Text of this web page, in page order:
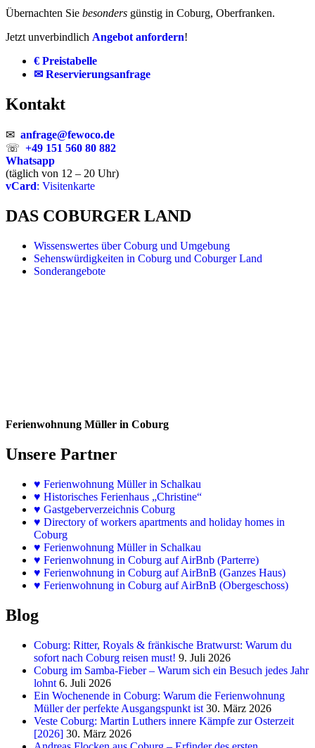
Übernachten Sie besonders günstig in Coburg, Oberfranken.
Jetzt unverbindlich Angebot anfordern!
€ Preistabelle
✉ Reservierungsanfrage
Kontakt
✉ anfrage@fewoco.de
☏ +49 151 560 80 882
Whatsapp
(täglich von 12 – 20 Uhr)
vCard: Visitenkarte
DAS COBURGER LAND
Wissenswertes über Coburg und Umgebung
Sehenswürdigkeiten in Coburg und Coburger Land
Sonderangebote
Ferienwohnung Müller in Coburg
Unsere Partner
♥ Ferienwohnung Müller in Schalkau
♥ Historisches Ferienhaus „Christine“
♥ Gastgeberverzeichnis Coburg
♥ Directory of workers apartments and holiday homes in
Coburg
♥ Ferienwohnung Müller in Schalkau
♥ Ferienwohnung in Coburg auf AirBnb (Parterre)
♥ Ferienwohnung in Coburg auf AirBnB (Ganzes Haus)
♥ Ferienwohnung in Coburg auf AirBnB (Obergeschoss)
Blog
Coburg: Ritter, Royals & fränkische Bratwurst: Warum du
sofort nach Coburg reisen must! 9. Juli 2026
Coburg im Samba-Fieber – Warum sich ein Besuch jedes Jahr
lohnt 6. Juli 2026
Ein Wochenende in Coburg: Warum die Ferienwohnung
Müller der perfekte Ausgangspunkt ist 30. März 2026
Veste Coburg: Martin Luthers innere Kämpfe zur Osterzeit
[2026] 30. März 2026